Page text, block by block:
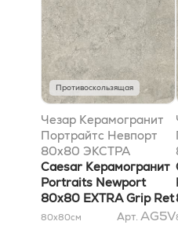
Противоскользящая
Чезар Керамогранит
Портрайтс Невпорт
80x80 ЭКСТРА
антискользящий Ret
Caesar Керамогранит
Portraits Newport
80x80 EXTRA Grip Ret
80x80см Арт. AG5V